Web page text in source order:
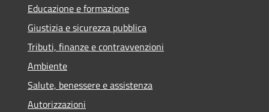
Educazione e formazione
Giustizia e sicurezza pubblica
Tributi, finanze e contravvenzioni
Ambiente
Salute, benessere e assistenza
Autorizzazioni